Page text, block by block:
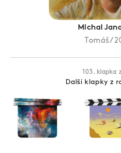
Zlín Film Festival
Michal
Tomáš /
103. klapka
Další klapky z